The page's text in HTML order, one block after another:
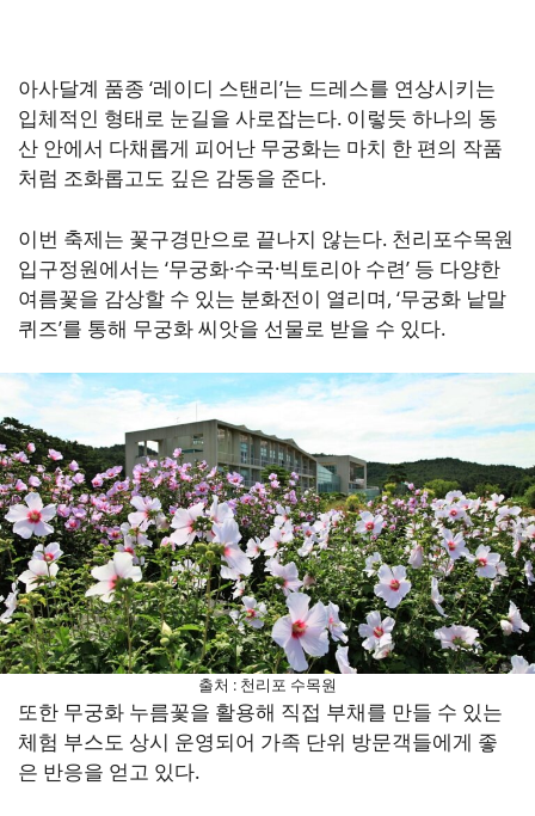
아사달계 품종 ‘레이디 스탠리’는 드레스를 연상시키는
입체적인 형태로 눈길을 사로잡는다. 이렇듯 하나의 동
산 안에서 다채롭게 피어난 무궁화는 마치 한 편의 작품
처럼 조화롭고도 깊은 감동을 준다.
이번 축제는 꽃구경만으로 끝나지 않는다. 천리포수목원
입구정원에서는 ‘무궁화·수국·빅토리아 수련’ 등 다양한
여름꽃을 감상할 수 있는 분화전이 열리며, ‘무궁화 낱말
퀴즈’를 통해 무궁화 씨앗을 선물로 받을 수 있다.
출처 : 천리포 수목원
또한 무궁화 누름꽃을 활용해 직접 부채를 만들 수 있는
체험 부스도 상시 운영되어 가족 단위 방문객들에게 좋
은 반응을 얻고 있다.